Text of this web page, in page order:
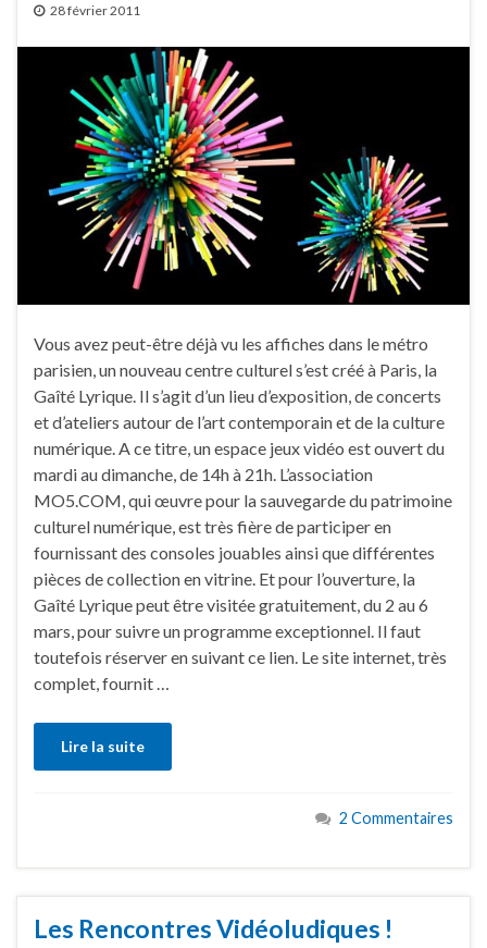
28 février 2011
Vous avez peut-être déjà vu les affiches dans le métro
parisien, un nouveau centre culturel s’est créé à Paris, la
Gaîté Lyrique. Il s’agit d’un lieu d’exposition, de concerts
et d’ateliers autour de l’art contemporain et de la culture
numérique. A ce titre, un espace jeux vidéo est ouvert du
mardi au dimanche, de 14h à 21h. L’association
MO5.COM, qui œuvre pour la sauvegarde du patrimoine
culturel numérique, est très fière de participer en
fournissant des consoles jouables ainsi que différentes
pièces de collection en vitrine. Et pour l’ouverture, la
Gaîté Lyrique peut être visitée gratuitement, du 2 au 6
mars, pour suivre un programme exceptionnel. Il faut
toutefois réserver en suivant ce lien. Le site internet, très
complet, fournit …
Lire la suite
2 Commentaires
Les Rencontres Vidéoludiques !